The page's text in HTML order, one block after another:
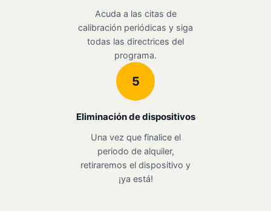
Acuda a las citas de
calibración periódicas y siga
todas las directrices del
programa.
5
Eliminación de dispositivos
Una vez que finalice el
periodo de alquiler,
retiraremos el dispositivo y
¡ya está!